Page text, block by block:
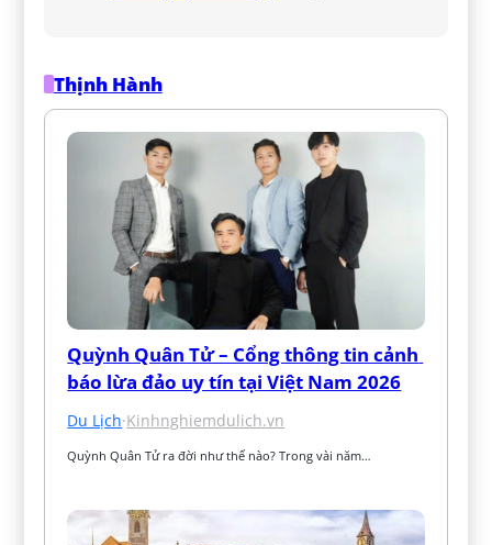
Thịnh Hành
Quỳnh Quân Tử – Cổng thông tin cảnh
báo lừa đảo uy tín tại Việt Nam 2026
Du Lịch·Kinhnghiemdulich.vn
Quỳnh Quân Tử ra đời như thế nào? Trong vài năm…